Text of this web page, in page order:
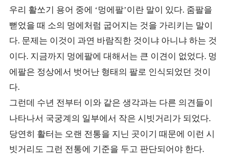
우리 활쏘기 용어 중에 ‘멍에팔’이란 말이 있다. 줌팔을
뻗었을 때 소의 멍에처럼 굽어지는 것을 가리키는 말이
다. 문제는 이것이 과연 바람직한 것이냐 아니냐 하는 것
이다. 지금까지 멍에팔에 대해서는 큰 이견이 없었다. 멍
에팔은 정상에서 벗어난 형태의 팔로 인식되었던 것이
다.
그런데 수년 전부터 이와 같은 생각과는 다른 의견들이
나타나서 국궁계의 일부에서 작은 시빗거리가 되었다.
당연히 활터는 오랜 전통을 지닌 곳이기 때문에 이런 시
빗거리도 그런 전통에 기준을 두고 판단되어야 한다.